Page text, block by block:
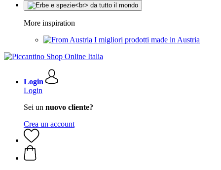
More inspiration
I migliori prodotti made in Austria
Login
Login
Sei un nuovo cliente?
Crea un account